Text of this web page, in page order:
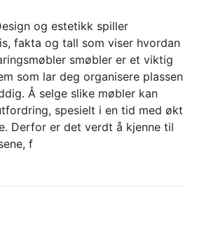
og estetikk spiller
fakta og tall som viser hvordan
smøbler er et viktig
som lar deg organisere plassen
Å selge slike møbler kan
spesielt i en tid med økt
Derfor er det verdt å kjenne til
f